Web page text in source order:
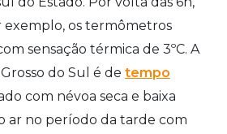
exemplo, os termômetros
sensação térmica de 3ºC. A
do Sul é de tempo
com névoa seca e baixa
ar no período da tarde com